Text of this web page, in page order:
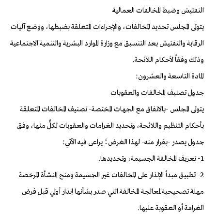
التفتيش وضبط المخالفات العمالية
يتولى المجلس تحديد المخالفات، والإجراءات المتعلقة بضبطها، ووضع آليات
الرقابة والتفتيش بعد التنسيق مع وزارة الموارد البشرية والتنمية الاجتماعية
وذلك وفقاً لأحكام اللائحة.
المادة التاسعة والعشرون:
جدول تصنيف المخالفات والعقوبات
يتولى المجلس -بالاتفاق مع الجهات المختصة- تصنيف المخالفات المتعلقة
بأحكام التنظيم واللائحة، وتحديد الغرامات والعقوبات لكلٍّ منها، وفق
جدول يصدر -بقرار منه- لهذا الغرض؛ يراعى فيه الآتي:
1- تعريف المخالفة الجسيمة، وتحديدها.
2- تطبيق مبدأ الإنذار على المخالفات غير الجسيمة ومنح المنشأة المرخصة
مهلة تصحيحية لمعالجة المخالفة التي صدر بشأنها إنذار أولي قبل فرض
الغرامة أو العقوبة عليها.